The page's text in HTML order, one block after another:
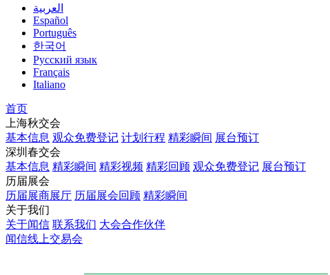
العربية
Español
Português
한국어
Русский язык
Français
Italiano
首页
上海秋交会
基本信息 观众免费登记 计划行程 精彩瞬间 展台预订
深圳春交会
基本信息 精彩瞬间 精彩视频 精彩回顾 观众免费登记 展台预订
历届展会
历届展商展厅 历届展会回顾 精彩瞬间
关于我们
关于闻信 联系我们 大会合作伙伴
闻信线上交易会